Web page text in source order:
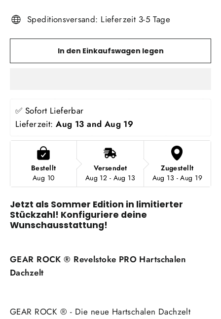
Speditionsversand: Lieferzeit 3-5 Tage
In den Einkaufswagen legen
✅ Sofort Lieferbar
Lieferzeit: Aug 13 and Aug 19
Bestellt
Aug 10
Versendet
Aug 12 - Aug 13
Zugestellt
Aug 13 - Aug 19
Jetzt als Sommer Edition in limitierter
Stückzahl! Konfiguriere deine
Wunschausstattung!
GEAR ROCK ® Revelstoke PRO Hartschalen
Dachzelt
GEAR ROCK ® - Die neue Hartschalen Dachzelt